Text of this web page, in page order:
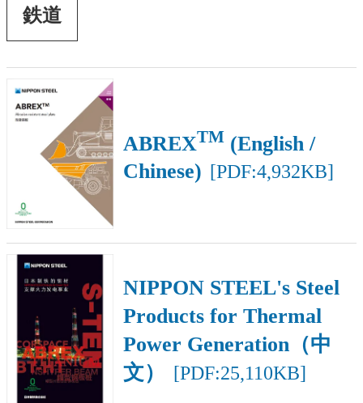
鉄道
ABREXTM (English /
Chinese) [PDF:4,932KB]
NIPPON STEEL's Steel
Products for Thermal
Power Generation（中
文）
[PDF:25,110KB]